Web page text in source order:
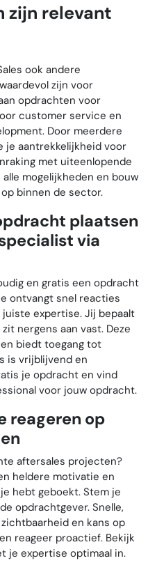
zijn relevant
ook andere
zijn voor
opdrachten voor
customer service en
Door meerdere
je aantrekkelijkheid voor
met uiteenlopende
mogelijkheden en bouw
binnen de sector.
plaatsen
via
en gratis een opdracht
ontvangt snel reacties
expertise. Jij bepaalt
nergens aan vast. Deze
biedt toegang tot
is vrijblijvend en
je opdracht en vind
voor jouw opdracht.
reageren op
aftersales projecten?
heldere motivatie en
hebt geboekt. Stem je
opdrachtgever. Snelle,
en kans op
reageer proactief. Bekijk
je expertise optimaal in.